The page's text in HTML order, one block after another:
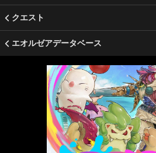
クエスト
エオルゼアデータベース